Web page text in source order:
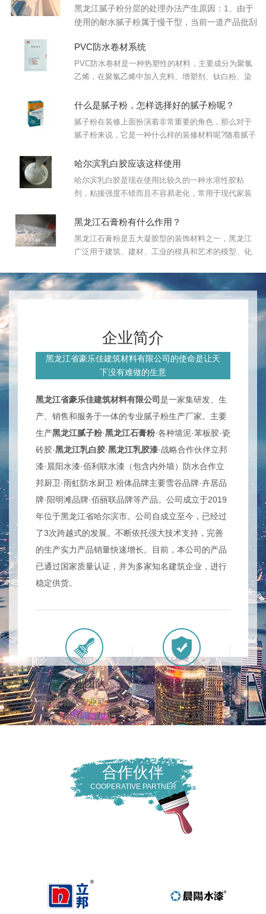
黑龙江腻子粉分层的处理办法产生原因：1、由于
使用的耐水腻子粉属于慢干型，当前一道产品批刮
会增加其硬度，施工时前一道与朂后一道批刮施工
的时...
PVC防水卷材系统
PVC防水卷材是一种热塑性的材料，主要成分为聚氯
乙烯，在聚氯乙烯中加入充料、增塑剂、钛白粉、染
什么是腻子粉，怎样选择好的腻子粉呢？
腻子粉在装修上面扮演着非常重要的角色，那么对于
腻子粉来说，它是一种什么样的装修材料呢?随着腻子
哈尔滨乳白胶应该这样使用
哈尔滨乳白胶是现在使用比较久的一种水溶性胶粘
剂，粘接强度不错而且不容易老化，常用于现代家装
黑龙江石膏粉有什么作用？
黑龙江石膏粉是五大凝胶型的装饰材料之一，黑龙江
广泛用于建筑、建材、工业的模具和艺术的模型、化
企业简介
黑龙江省豪乐佳建筑材料有限公司的使命是让天
下没有难做的生意
黑龙江省豪乐佳建筑材料有限公司是一家集研发、生
产、销售和服务于一体的专业腻子粉生产厂家。主要
生产黑龙江腻子粉·黑龙江石膏粉·各种墙泥·苯板胶·瓷
砖胶·黑龙江乳白胶·黑龙江乳胶漆·战略合作伙伴立邦
漆·晨阳水漆·佰利联水漆（包含内外墙）防水合作立
邦厨卫·雨虹防水厨卫 粉体品牌主要雪谷品牌·卉居品
牌·阳明滩品牌·佰丽联品牌等产品。公司成立于2019
年位于黑龙江省哈尔滨市。公司自成立至今，已经过
了3次跨越式的发展。不断依托强大技术支持，完善
的生产实力产品销量快速增长。目前，本公司的产品
已通过国家质量认证，并为多家知名建筑企业，进行
稳定供货。
专业团队
团队专业可
信，让你省力
环保安全
安全可靠，全
部呵护家人的
适应性强
对新型墙体材
保水性好
保水性能好硬
化后不产生裂
纹
合作伙伴
COOPERATIVE PARTNER